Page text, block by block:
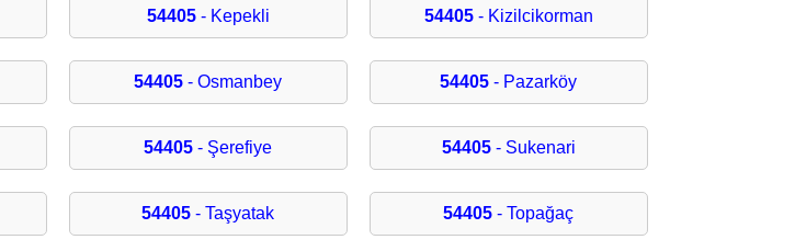
54405- Kepekli 54405- Kizilcikorman
54405 - Osmanbey 54405 - Pazarköy
54405 - Şerefiye 54405- Sukenari
54405 - Taşyatak 54405 - Topağaç